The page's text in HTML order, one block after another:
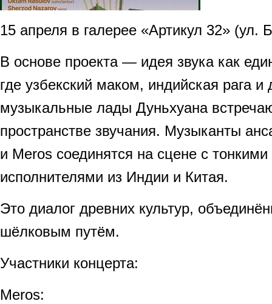
15 апреля в галерее «Артикул 32» (ул.
В основе проекта — идея звука как
где узбекский маком, индийская рага и
музыкальные лады Дуньхуана
пространстве звучания. Музыканты
и Meros соединятся на сцене с
исполнителями из Индии и Китая.
Это диалог древних культур,
шёлковым путём.
Участники концерта:
Meros: